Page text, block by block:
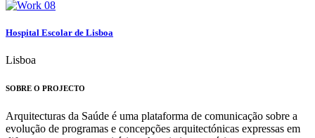
Hospital Escolar de Lisboa
Lisboa
SOBRE O PROJECTO
Arquitecturas da Saúde é uma plataforma de comunicação sobre a
evolução de programas e concepções arquitectónicas expressas em